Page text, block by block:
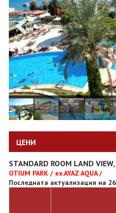
0700 144 34
ПОСЛЕДВАЙТЕ НИ
ЦЕНИ
STANDARD ROOM LAND VIEW,
OTIUM PARK / ex.AYAZ AQUA /
Последната актуализация на